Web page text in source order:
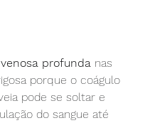
profunda nas
porque o coágulo
pode se soltar e
do sangue até